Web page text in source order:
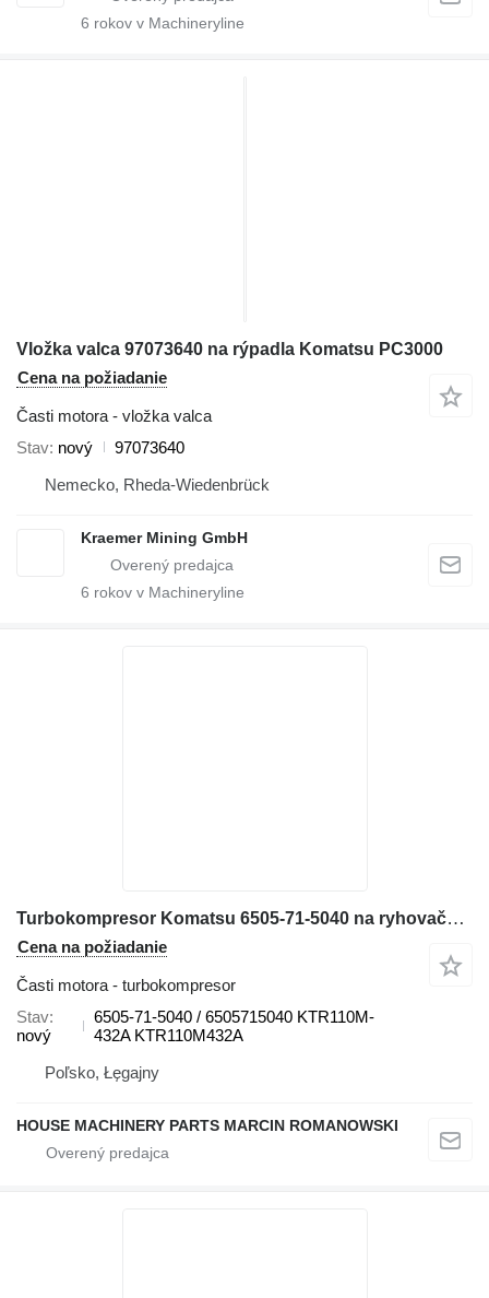
6 rokov v Machineryline
Vložka valca 97073640 na rýpadla Komatsu PC3000
Cena na požiadanie
Časti motora - vložka valca
Stav nový
97073640
Nemecko, Rheda-Wiedenbrück
Kraemer Mining GmbH
6 rokov v Machineryline
Turbokompresor Komatsu 6505-71-5040 na ryhovača Komatsu PC600
Cena na požiadanie
Časti motora - turbokompresor
Stav
nový
6505-71-5040 / 6505715040 KTR110M-
432A KTR110M432A
Poľsko, Łęgajny
HOUSE MACHINERY PARTS MARCIN ROMANOWSKI